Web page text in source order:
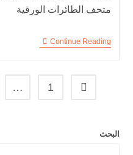
متحف الطائرات الورقية
Continue Reading
1
…
البحث